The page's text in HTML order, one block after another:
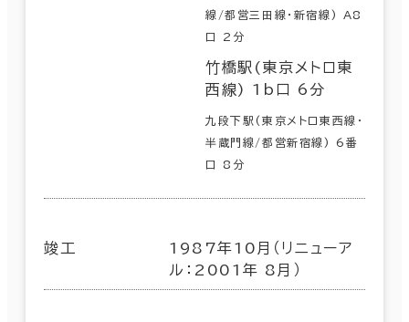
線/都営三田線･新宿線) A8
口 2分
竹橋駅(東京メトロ東
西線) 1b口 6分
九段下駅(東京メトロ東西線･
半蔵門線/都営新宿線) 6番
口 8分
竣工
1987年10月（リニューア
ル：2001年 8月）